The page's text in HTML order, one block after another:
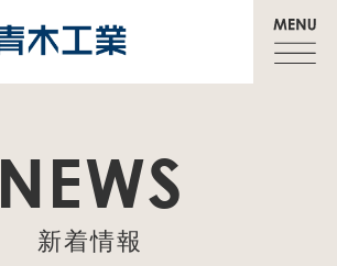
NEWS
新着情報